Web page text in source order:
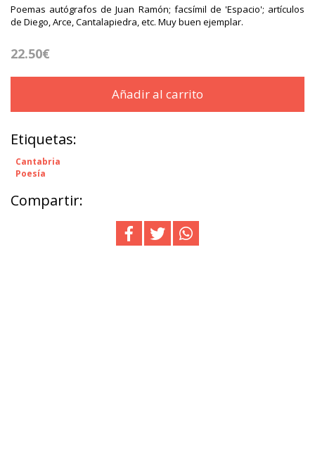
Poemas autógrafos de Juan Ramón; facsímil de 'Espacio'; artículos
de Diego, Arce, Cantalapiedra, etc. Muy buen ejemplar.
22.50€
Añadir al carrito
Etiquetas:
Cantabria
Poesía
Compartir: